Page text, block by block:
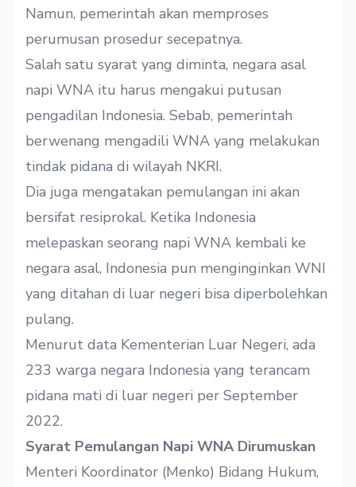
Namun, pemerintah akan memproses
perumusan prosedur secepatnya.
Salah satu syarat yang diminta, negara asal
napi WNA itu harus mengakui putusan
pengadilan Indonesia. Sebab, pemerintah
berwenang mengadili WNA yang melakukan
tindak pidana di wilayah NKRI.
Dia juga mengatakan pemulangan ini akan
bersifat resiprokal. Ketika Indonesia
melepaskan seorang napi WNA kembali ke
negara asal, Indonesia pun menginginkan WNI
yang ditahan di luar negeri bisa diperbolehkan
pulang.
Menurut data Kementerian Luar Negeri, ada
233 warga negara Indonesia yang terancam
pidana mati di luar negeri per September
2022.
Syarat Pemulangan Napi WNA Dirumuskan
Menteri Koordinator (Menko) Bidang Hukum,